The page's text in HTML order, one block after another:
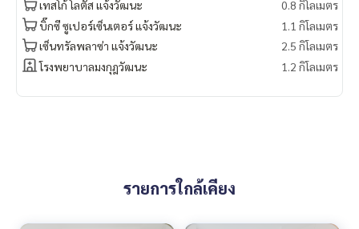
เทสโก้ โลตัส แจ้งวัฒนะ
0.8 กิโลเมตร
บิ๊กซี ซูเปอร์เซ็นเตอร์ แจ้งวัฒนะ
1.1 กิโลเมตร
เซ็นทรัลพลาซ่า แจ้งวัฒนะ
2.5 กิโลเมตร
โรงพยาบาลมงกุฎวัฒนะ
1.2 กิโลเมตร
รายการใกล้เคียง